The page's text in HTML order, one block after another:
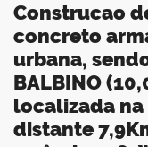
Construcao
concreto
urbana,
BALBINO
localizada na
distante